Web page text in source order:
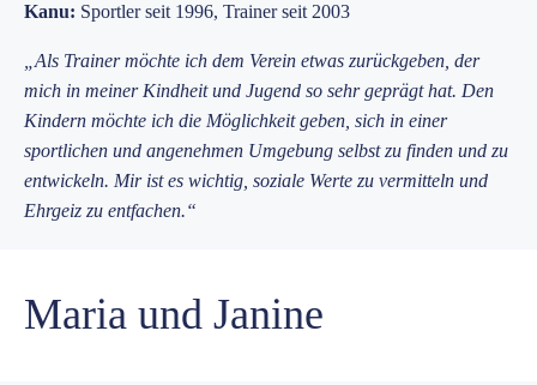
Kanu: Sportler seit 1996, Trainer seit 2003
„Als Trainer möchte ich dem Verein etwas zurückgeben, der
mich in meiner Kindheit und Jugend so sehr geprägt hat. Den
Kindern möchte ich die Möglichkeit geben, sich in einer
sportlichen und angenehmen Umgebung selbst zu finden und zu
entwickeln. Mir ist es wichtig, soziale Werte zu vermitteln und
Ehrgeiz zu entfachen.“
Maria und Janine